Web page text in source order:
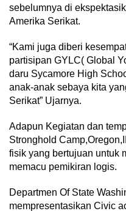
sebelumnya di
Amerika Serikat.
“Kami juga diberi
partisipan GYLC( Global
daru Sycamore High
anak-anak sebaya kita
Serikat” Ujarnya.
Adapun Kegiatan dan
Stronghold
fisik yang bertujuan untuk
memacu pemikiran logis.
Departmen Of State
mempresentasikan Civic